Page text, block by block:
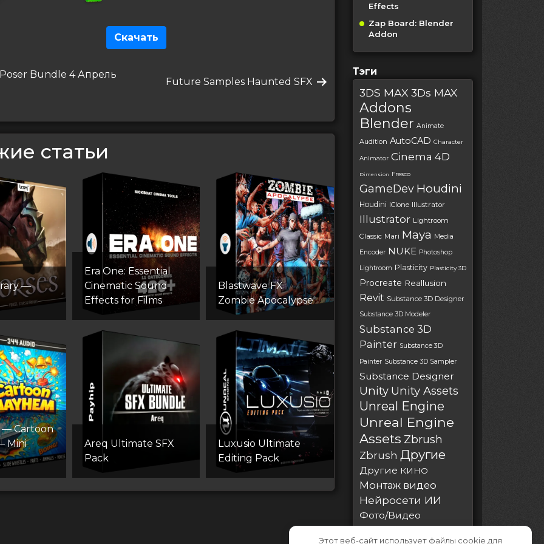
Скачать
Bundle 4 Апрель
Следующая
Future Samples Haunted SFX
статьи
—
Era One: Essential
Cinematic Sound
Effects for Films
Blastwave FX
Zombie Apocalypse
— Cartoon
Mini
Areq Ultimate SFX
Pack
Luxusio Ultimate
Editing Pack
Effects
Zap Board: Blender
Addon
Тэги
3DS MAX 3Ds MAX
Addons
Blender Animate
Audition AutoCAD Character
Animator Cinema 4D
Dimension Fresco
GameDev Houdini
Houdini IClone Illustrator
Illustrator Lightroom
Classic Mari Maya
Media
Encoder NUKE Photoshop
Lightroom Plasticity Plasticity 3D
Procreate Reallusion
Revit Substance 3D Designer
Substance 3D Modeler
Substance 3D
Painter Substance 3D
Painter Substance 3D Sampler
Substance Designer
Unity Unity Assets
Unreal Engine
Unreal Engine
Assets Zbrush
Zbrush Другие
Другие КИНО
Монтаж видео
Нейросети ИИ
Фото/Видео
Этот веб-сайт использует файлы cookie для